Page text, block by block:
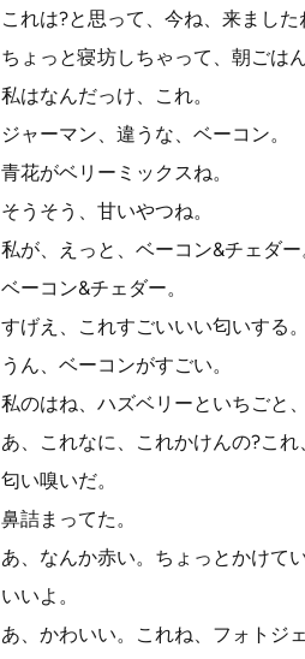
これは?と思って、今ね、来ました
ちょっと寝坊しちゃって、朝ごは
私はなんだっけ、これ。
ジャーマン、違うな、ベーコン。
青花がベリーミックスね。
そうそう、甘いやつね。
私が、えっと、ベーコン&チェダー
ベーコン&チェダー。
すげえ、これすごいいい匂いする
うん、ベーコンがすごい。
私のはね、ハズベリーといちごと
あ、これなに、これかけんの?こ
匂い嗅いだ。
鼻詰まってた。
あ、なんか赤い。ちょっとかけて
いいよ。
あ、かわいい。これね、フォトジェ